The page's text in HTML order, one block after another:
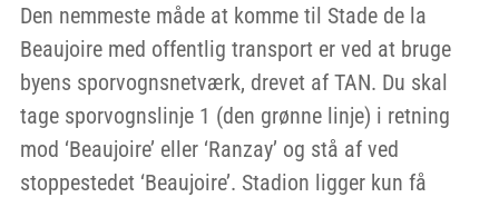
Den nemmeste måde at komme til Stade de la
Beaujoire med offentlig transport er ved at bruge
byens sporvognsnetværk, drevet af TAN. Du skal
tage sporvognslinje 1 (den grønne linje) i retning
mod ‘Beaujoire’ eller ‘Ranzay’ og stå af ved
stoppestedet ‘Beaujoire’. Stadion ligger kun få